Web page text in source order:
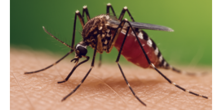
Grünalgen, die vor Hunderten von Millionen Jahren
lebten. Unter den Vorfahren sticht eine Gruppe heraus,
die noch heute in der Natur vorkommt: die
Süßwasseralge Coleochaetophyceae. Einige Arten
dieser Gruppe bilden aus Zellfäden dichte Geflechte
mit scheibenförmiger Gestalt. Was auffällig ist: Die
nächsten…